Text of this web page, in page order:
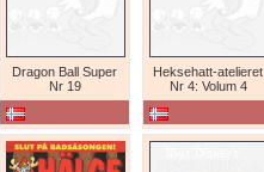
Dragon Ball Super
Nr 19
Heksehatt-atelieret
Nr 4: Volum 4